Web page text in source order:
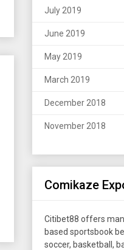
July 2019
June 2019
May 2019
March 2019
December 2018
November 2018
Comikaze
Citibet88 offers
based sportsbook
soccer, basketball,